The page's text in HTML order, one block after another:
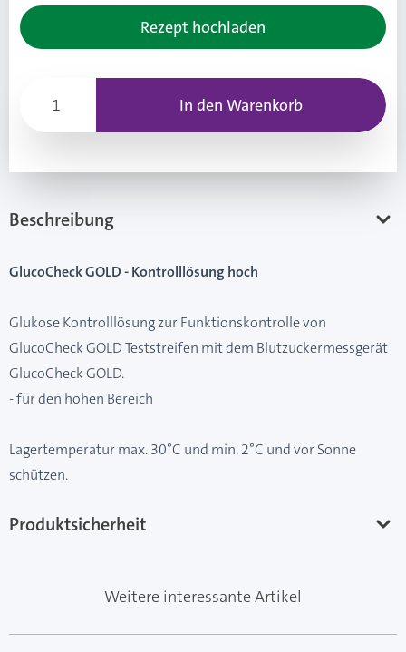
Rezept hochladen
In den Warenkorb
Beschreibung
GlucoCheck GOLD - Kontrolllösung hoch
Glukose Kontrolllösung zur Funktionskontrolle von
GlucoCheck GOLD Teststreifen mit dem Blutzuckermessgerät
GlucoCheck GOLD.
- für den hohen Bereich
Lagertemperatur max. 30°C und min. 2°C und vor Sonne
schützen.
Produktsicherheit
Weitere interessante Artikel